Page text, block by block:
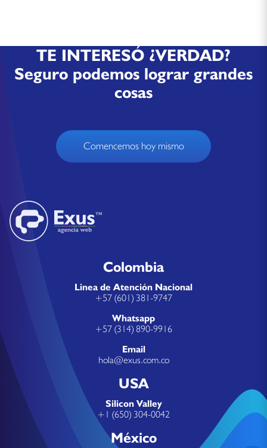
TE INTERESÓ ¿VERDAD?
Seguro podemos lograr grandes
cosas
Comencemos hoy mismo
Colombia
Linea de Atención Nacional
+57 (601) 381-9747
Whatsapp
+57 (314) 890-9916
Email
hola@exus.com.co
USA
Silicon Valley
+1 (650) 304-0042
México